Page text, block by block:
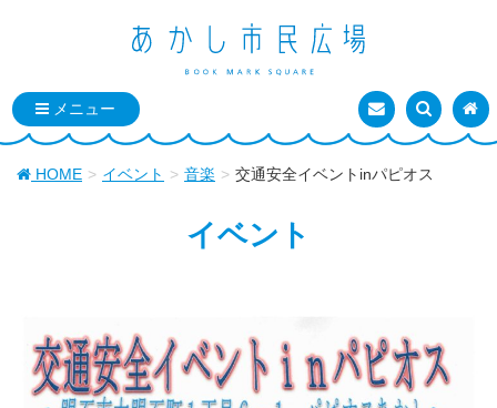
お問い合わせ
検索を表
ト
HOME イベント 音楽 交通安全イベントinパピオス
イベント